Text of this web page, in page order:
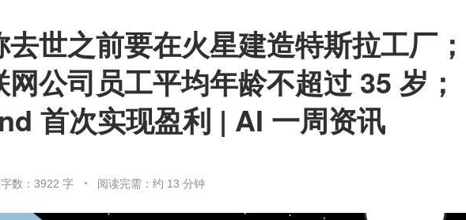
世之前要在火星建造特斯拉工厂；
公司员工平均年龄不超过 35 岁；
首次实现盈利 | AI 一周资讯
数：3922 字 阅读完需：约 13 分钟